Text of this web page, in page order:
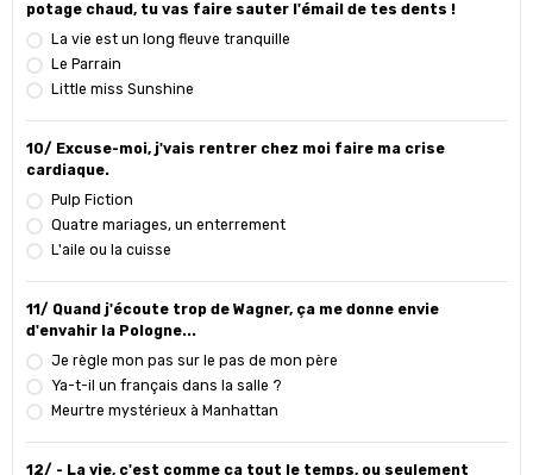
potage chaud, tu vas faire sauter l'émail de tes dents !
La vie est un long fleuve tranquille
Le Parrain
Little miss Sunshine
10/ Excuse-moi, j'vais rentrer chez moi faire ma crise
cardiaque.
Pulp Fiction
Quatre mariages, un enterrement
L'aile ou la cuisse
11/ Quand j'écoute trop de Wagner, ça me donne envie
d'envahir la Pologne...
Je règle mon pas sur le pas de mon père
Ya-t-il un français dans la salle ?
Meurtre mystérieux à Manhattan
12/ - La vie, c'est comme ça tout le temps, ou seulement